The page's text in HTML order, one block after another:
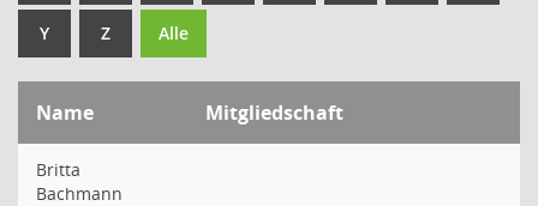
Y Z Alle
Name Mitgliedschaft
Britta
Bachmann